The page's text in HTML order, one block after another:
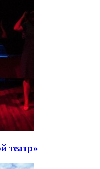
театр»